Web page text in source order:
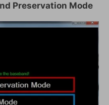
Preservation Mode